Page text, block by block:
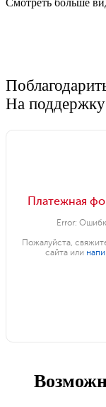
Смотреть больше
На поддержку